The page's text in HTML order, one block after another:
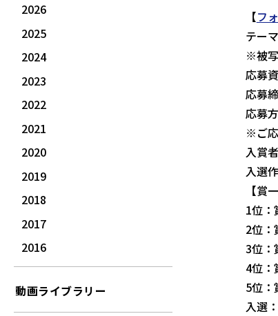
【フ
テー
※被
応募
応募
応募
※ご応
入賞
入選
【賞
1位：
2位：
3位：
4位：
5位：
入選
2026
2025
2024
2023
2022
2021
2020
2019
2018
2017
2016
動画ライブラリー